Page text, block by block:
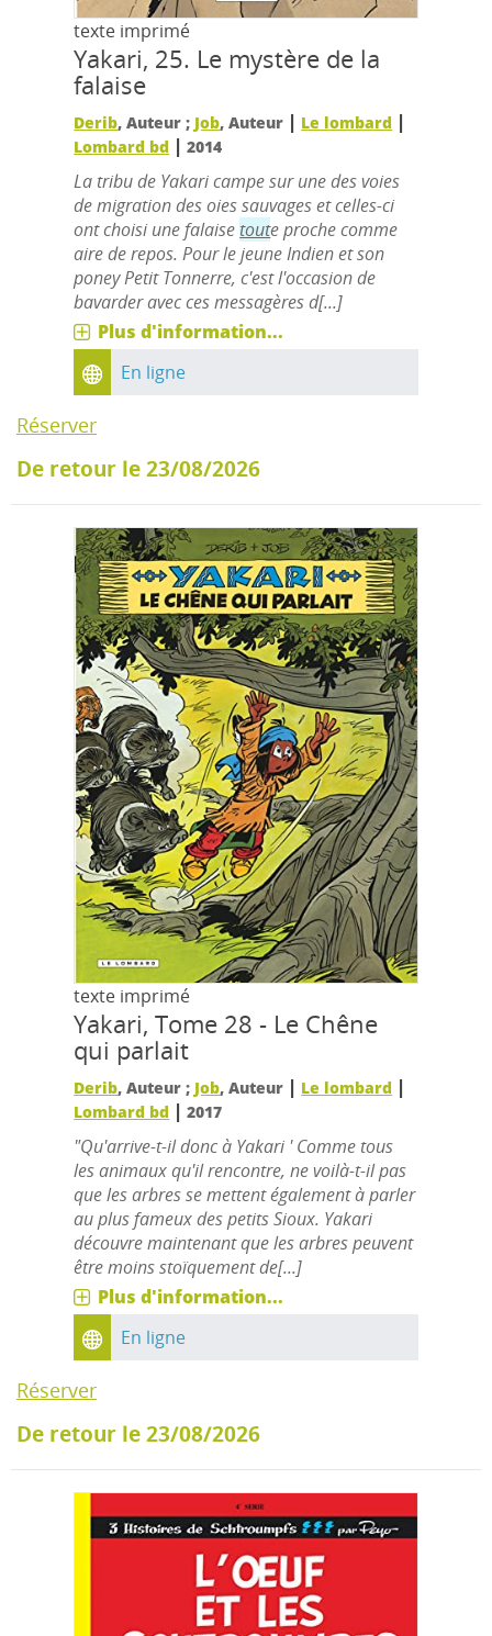
texte imprimé
Yakari, 25. Le mystère de la
falaise
Derib, Auteur ; Job, Auteur | Le lombard |
Lombard bd |2014
La tribu de Yakari campe sur une des voies
de migration des oies sauvages et celles-ci
ont choisi une falaise toute proche comme
aire de repos. Pour le jeune Indien et son
poney Petit Tonnerre, c'est l'occasion de
bavarder avec ces messagères d[...]
Plus d'information...
En ligne
Réserver
De retour le 23/08/2026
texte imprimé
Yakari, Tome 28 - Le Chêne
qui parlait
Derib, Auteur ; Job, Auteur | Le lombard |
Lombard bd |2017
"Qu'arrive-t-il donc à Yakari ' Comme tous
les animaux qu'il rencontre, ne voilà-t-il pas
que les arbres se mettent également à parler
au plus fameux des petits Sioux. Yakari
découvre maintenant que les arbres peuvent
être moins stoïquement de[...]
Plus d'information...
En ligne
Réserver
De retour le 23/08/2026